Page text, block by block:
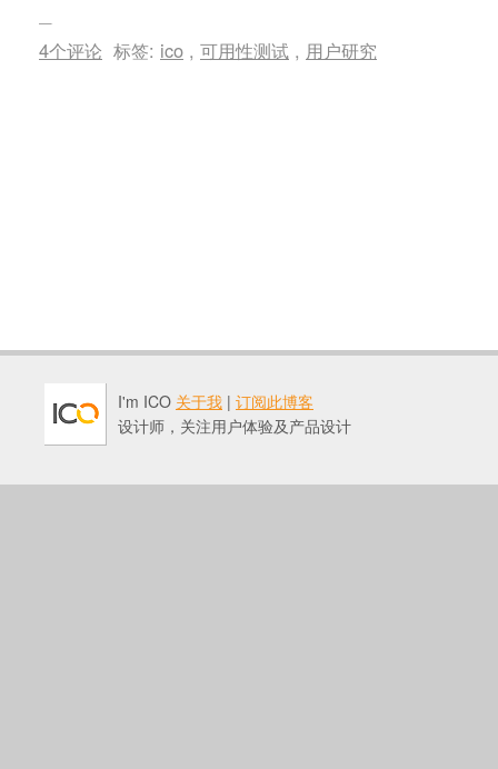
4个评论 标签: ico , 可用性测试 , 用户研究
I'm ICO 关于我 | 订阅此博客
设计师，关注用户体验及产品设计